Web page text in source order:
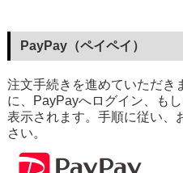
PayPay（ペイペイ）
注文手続きを進めていただき
に、PayPayへログイン、も
表示されます。手順に従い、
さい。